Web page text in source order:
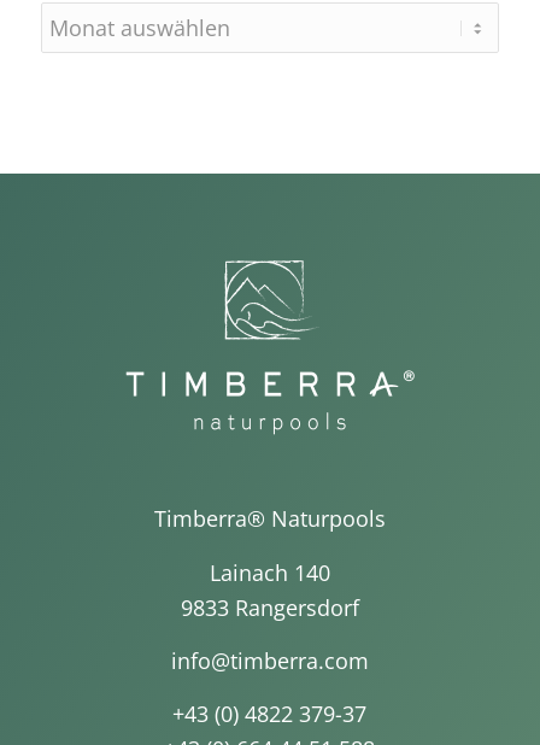
Timberra® Naturpools
Lainach 140
9833 Rangersdorf
info@timberra.com
+43 (0) 4822 379-37